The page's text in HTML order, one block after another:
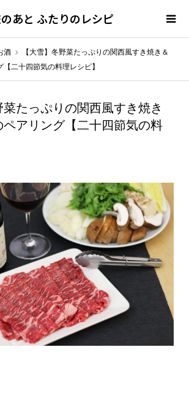
あと ふたりのレシピ
酒
【大雪】冬野菜たっぷりの関西風すき焼き＆
二十四節気の料理レシピ】
菜たっぷりの関西風すき焼き
ペアリング【二十四節気の料